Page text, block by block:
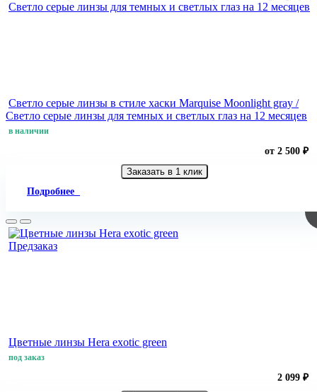
Светло серые линзы в стиле хаски Marquise Moonlight gray /
Светло серые линзы для темных и светлых глаз на 12 месяцев
в наличии
от 2 500 ₽
Заказать в 1 клик
Подробнее
Предзаказ
Цветные линзы Hera exotic green
под заказ
2 099 ₽